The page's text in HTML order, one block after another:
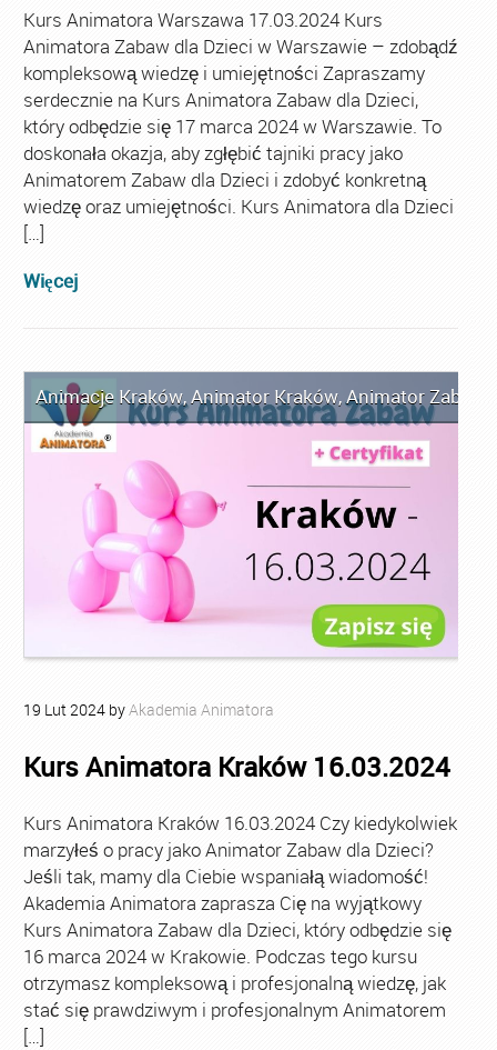
Kurs Animatora Warszawa 17.03.2024 Kurs
Animatora Zabaw dla Dzieci w Warszawie – zdobądź
kompleksową wiedzę i umiejętności Zapraszamy
serdecznie na Kurs Animatora Zabaw dla Dzieci,
który odbędzie się 17 marca 2024 w Warszawie. To
doskonała okazja, aby zgłębić tajniki pracy jako
Animatorem Zabaw dla Dzieci i zdobyć konkretną
wiedzę oraz umiejętności. Kurs Animatora dla Dzieci
[…]
Więcej
Animacje Kraków,Animator Kraków, Animator Zabaw
19 Lut 2024 byAkademia Animatora
Kurs Animatora Kraków 16.03.2024
Kurs Animatora Kraków 16.03.2024 Czy kiedykolwiek
marzyłeś o pracy jako Animator Zabaw dla Dzieci?
Jeśli tak, mamy dla Ciebie wspaniałą wiadomość!
Akademia Animatora zaprasza Cię na wyjątkowy
Kurs Animatora Zabaw dla Dzieci, który odbędzie się
16 marca 2024 w Krakowie. Podczas tego kursu
otrzymasz kompleksową i profesjonalną wiedzę, jak
stać się prawdziwym i profesjonalnym Animatorem
[…]